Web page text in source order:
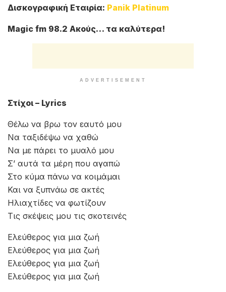
Δισκογραφική Εταιρία: Panik Platinum
Magic fm 98.2 Ακούς… τα καλύτερα!
ADVERTISEMENT
Στίχοι – Lyrics
Θέλω να βρω τον εαυτό μου
Να ταξιδέψω να χαθώ
Να με πάρει το μυαλό μου
Σ’ αυτά τα μέρη που αγαπώ
Στο κύμα πάνω να κοιμάμαι
Και να ξυπνάω σε ακτές
Ηλιαχτίδες να φωτίζουν
Τις σκέψεις μου τις σκοτεινές
Ελεύθερος για μια ζωή
Ελεύθερος για μια ζωή
Ελεύθερος για μια ζωή
Ελεύθερος για μια ζωή